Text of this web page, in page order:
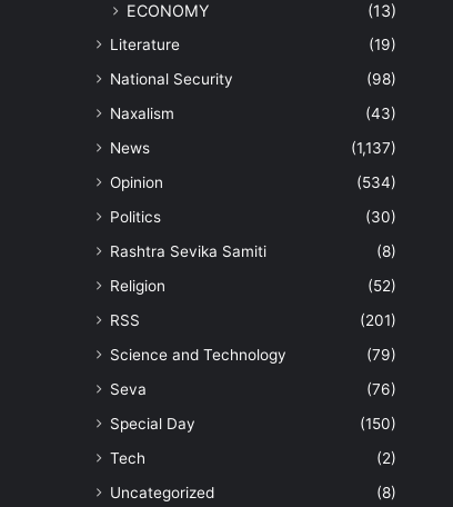
ECONOMY (13)
Literature
(19)
National Security
(98)
Naxalism
(43)
News
(1,137)
Opinion
(534)
Politics
(30)
Rashtra Sevika Samiti
(8)
Religion
(52)
RSS
(201)
Science and Technology
(79)
Seva
(76)
Special Day
(150)
Tech
(2)
Uncategorized
(8)